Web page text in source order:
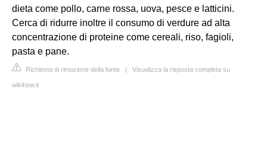
dieta come pollo, carne rossa, uova, pesce e latticini.
Cerca di ridurre inoltre il consumo di verdure ad alta
concentrazione di proteine come cereali, riso, fagioli,
pasta e pane.
Richiesta di rimozione della fonte | Visualizza la risposta completa su
wikihow.it